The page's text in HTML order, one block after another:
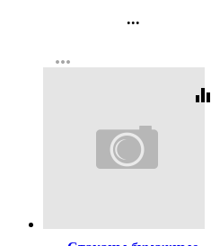
...
Регистрация
more_horiz
equalizer